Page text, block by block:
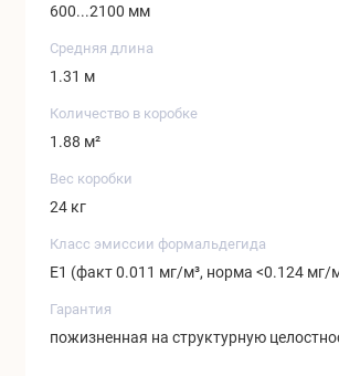
600...2100 мм
Средняя длина
1.31 м
Количество в коробке
1.88 м²
Вес коробки
24 кг
Класс эмиссии формальдегида
Е1 (факт 0.011 мг/м³, норма <0.124 мг/
Гарантия
пожизненная на структурную